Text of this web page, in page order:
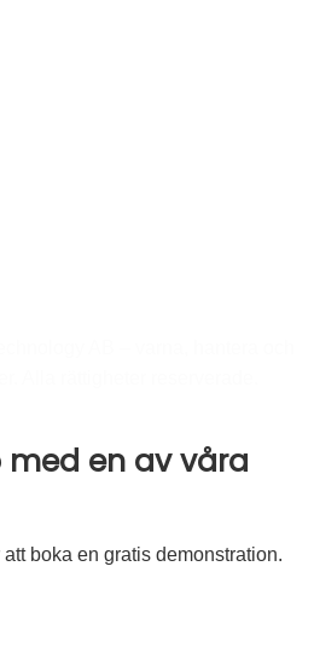
med en av våra
boka en gratis demonstration.